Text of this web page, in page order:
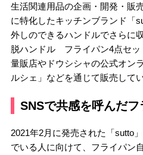
生活関連用品の企画・開発・販
に特化したキッチンブランド「
外しのできるハンドルでさらに
脱ハンドル フライパン4点セッ
量販店やドウシシャの公式オン
ルシェ」などを通じて販売してい
SNSで共感を呼んだフ
2021年2月に発売された「sutto
でいる人に向けて、フライパン